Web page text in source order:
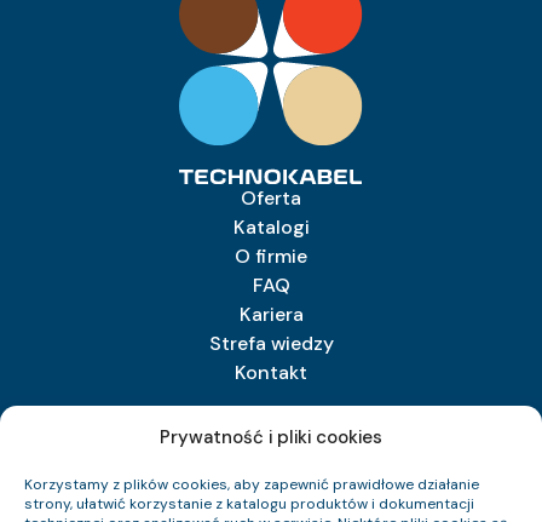
Prywatność i pliki cookies
Korzystamy z plików cookies, aby zapewnić prawidłowe działanie
strony, ułatwić korzystanie z katalogu produktów i dokumentacji
Oferta
Katalogi
O firmie
FAQ
Kariera
Strefa wiedzy
Kontakt
TECHNOKABEL S.A.
Technokabel S.A.